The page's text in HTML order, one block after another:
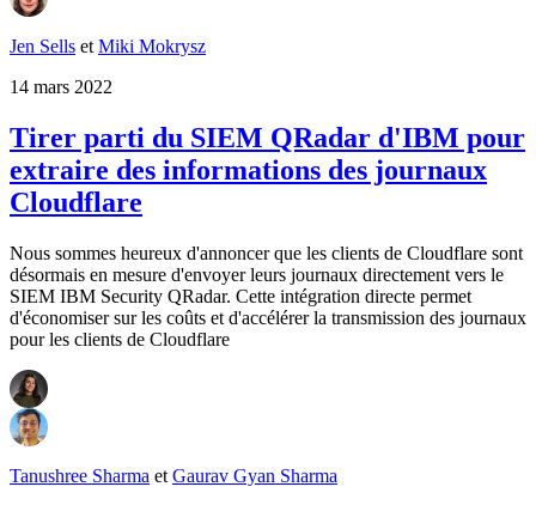
Jen Sells etMiki Mokrysz
14 mars 2022
Tirer parti du SIEM QRadar d'IBM pour
extraire des informations des journaux
Cloudflare
Nous sommes heureux d'annoncer que les clients de Cloudflare sont
désormais en mesure d'envoyer leurs journaux directement vers le
SIEM IBM Security QRadar. Cette intégration directe permet
d'économiser sur les coûts et d'accélérer la transmission des journaux
pour les clients de Cloudflare
Tanushree Sharma et Gaurav Gyan Sharma